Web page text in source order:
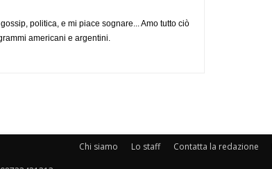
politica, e mi piace sognare... Amo tutto ciò
americani e argentini.
Chi siamo Lo staff Contatta la redazione